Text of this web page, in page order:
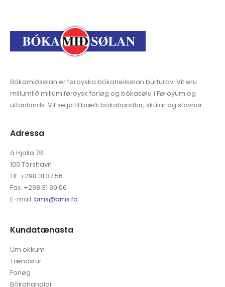
Bókamiðsølan er føroyska bókaheilsølan burturav. Vit eru
millumlið millum føroysk forløg og bókasølu í Føroyum og
uttanlands. Vit selja til bæði bókahandlar, skúlar og stovnar.
Adressa
á Hjalla 7B
100 Tórshavn
Tlf. +298 31 37 56
Fax. +298 31 99 06
E-mail: bms@bms.fo
Kundatænasta
Um okkum
Tænastur
Forløg
Bókahandlar